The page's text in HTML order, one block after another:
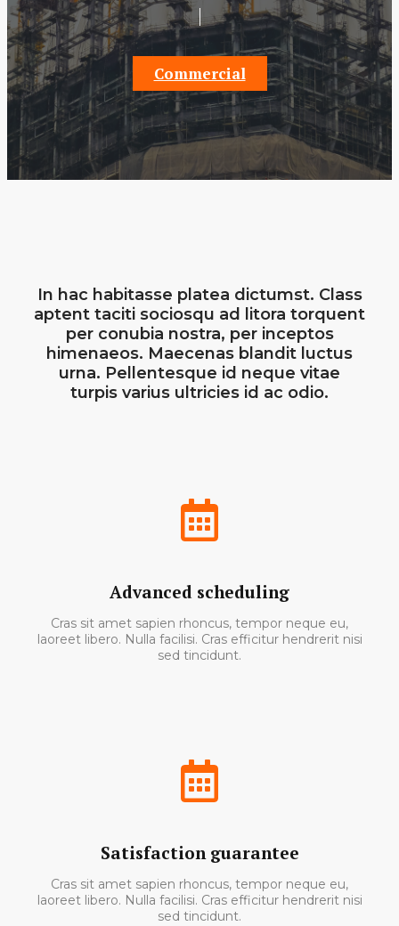
Commercial
In hac habitasse platea dictumst. Class
aptent taciti sociosqu ad litora torquent
per conubia nostra, per inceptos
himenaeos. Maecenas blandit luctus
urna. Pellentesque id neque vitae
turpis varius ultricies id ac odio.
Advanced scheduling
Cras sit amet sapien rhoncus, tempor neque eu,
laoreet libero. Nulla facilisi. Cras efficitur hendrerit nisi
sed tincidunt.
Satisfaction guarantee
Cras sit amet sapien rhoncus, tempor neque eu,
laoreet libero. Nulla facilisi. Cras efficitur hendrerit nisi
sed tincidunt.